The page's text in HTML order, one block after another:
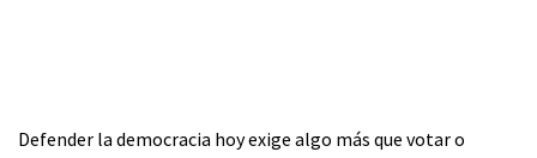
Defender la democracia hoy exige algo más que votar o